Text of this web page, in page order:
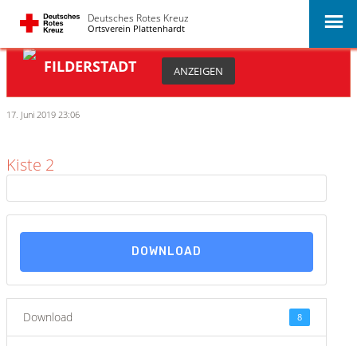
Deutsches Rotes Kreuz
Ortsverein Plattenhardt
BLUTSPENDETERMINE
FILDERSTADT ANZEIGEN
17. Juni 2019 23:06
Kiste 2
DOWNLOAD
Download 8